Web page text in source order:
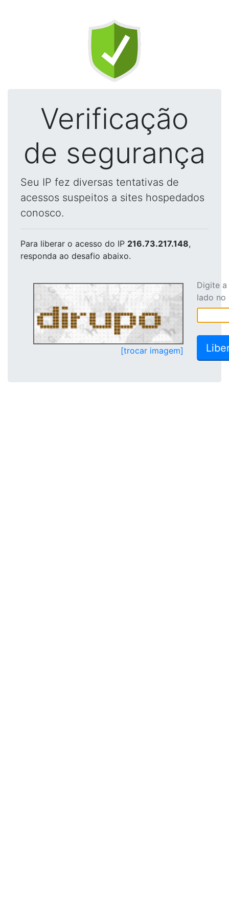
Verificação
de segurança
Seu IP fez diversas tentativas de
acessos suspeitos a sites hospedados
conosco.
Para liberar o acesso do IP 216.73.217.148,
responda ao desafio abaixo.
[trocar imagem]
Digite
lado no